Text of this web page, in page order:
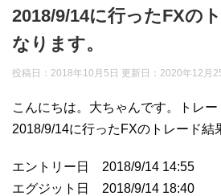
2018/9/14に行ったFXの
なります。
投稿日：2018年10月5日 更新日： 2020年12月
こんにちは。大ちゃんです。トレー
2018/9/14に行ったFXのトレード結
エントリー日 2018/9/14 14:55
エグジット日 2018/9/14 18:40